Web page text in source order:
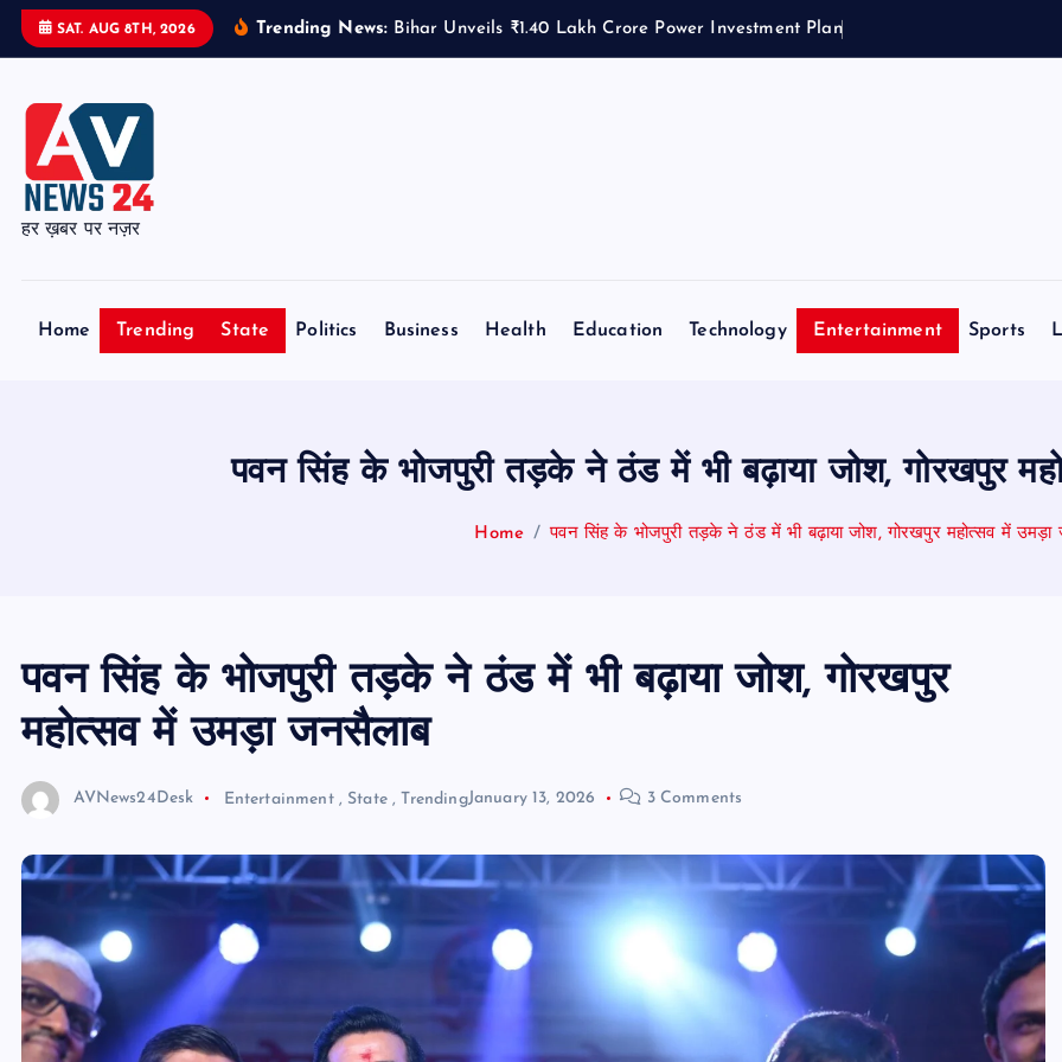
SAT. AUG 8TH, 2026 Trending News: Bihar Unveils ₹1.40 Lakh Crore Power Investment Plan
हर ख़बर पर नज़र
Home Trending State Politics Business Health Education Technology Entertainment Sports
पवन सिंह के भोजपुरी तड़के ने ठंड में भी बढ़ाया जोश, गोरखपुर
Home पवन सिंह के भोजपुरी तड़के ने ठंड में भी बढ़ाया जोश, गोरखपुर महोत्सव में उमड़ा
पवन सिंह के भोजपुरी तड़के ने ठंड में भी बढ़ाया जोश, गोरखपुर
महोत्सव में उमड़ा जनसैलाब
AVNews24Desk Entertainment, State,TrendingJanuary 13, 2026 3 Comments